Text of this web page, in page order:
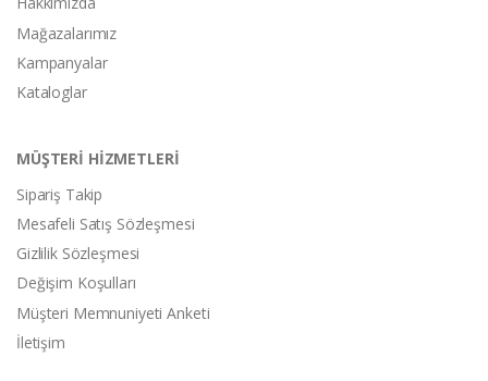
Mağazalarımız
Kampanyalar
Kataloglar
MÜŞTERİ HİZMETLERİ
Sipariş Takip
Mesafeli Satış Sözleşmesi
Gizlilik Sözleşmesi
Değişim Koşulları
Müşteri Memnuniyeti Anketi
İletişim